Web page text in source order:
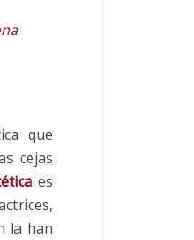
que
cejas
es
la han